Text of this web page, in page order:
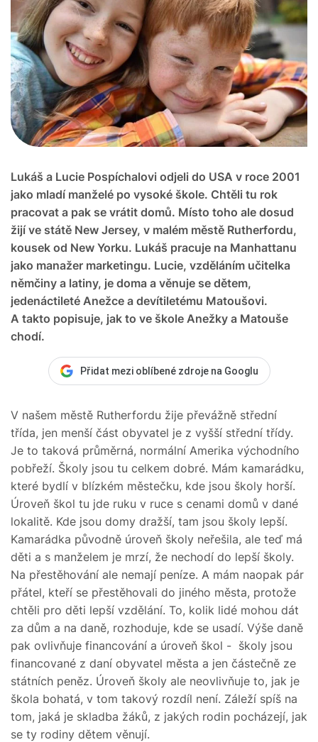
Lukáš a Lucie Pospíchalovi odjeli do USA v roce 2001
jako mladí manželé po vysoké škole. Chtěli tu rok
pracovat a pak se vrátit domů. Místo toho ale dosud
žijí ve státě New Jersey, v malém městě Rutherfordu,
kousek od New Yorku. Lukáš pracuje na Manhattanu
jako manažer marketingu. Lucie, vzděláním učitelka
němčiny a latiny, je doma a věnuje se dětem,
jedenáctileté Anežce a devítiletému Matoušovi.
A takto popisuje, jak to ve škole Anežky a Matouše
chodí.
Přidat mezi oblíbené zdroje na Googlu
V našem městě Rutherfordu žije převážně střední
třída, jen menší část obyvatel je z vyšší střední třídy.
Je to taková průměrná, normální Amerika východního
pobřeží. Školy jsou tu celkem dobré. Mám kamarádku,
které bydlí v blízkém městečku, kde jsou školy horší.
Úroveň škol tu jde ruku v ruce s cenami domů v dané
lokalitě. Kde jsou domy dražší, tam jsou školy lepší.
Kamarádka původně úroveň školy neřešila, ale teď má
děti a s manželem je mrzí, že nechodí do lepší školy.
Na přestěhování ale nemají peníze. A mám naopak pár
přátel, kteří se přestěhovali do jiného města, protože
chtěli pro děti lepší vzdělání. To, kolik lidé mohou dát
za dům a na daně, rozhoduje, kde se usadí. Výše daně
pak ovlivňuje financování a úroveň škol - školy jsou
financované z daní obyvatel města a jen částečně ze
státních peněz. Úroveň školy ale neovlivňuje to, jak je
škola bohatá, v tom takový rozdíl není. Záleží spíš na
tom, jaká je skladba žáků, z jakých rodin pocházejí, jak
se ty rodiny dětem věnují.